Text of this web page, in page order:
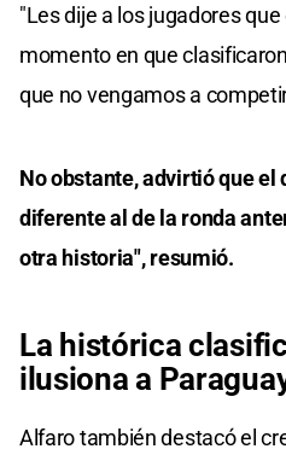
"Les dije a los jugadores
momento en que
que no vengamos a
No obstante, advirtió que el
diferente al de la ronda
otra historia", resumió.
La histórica
ilusiona a
Alfaro también destacó el